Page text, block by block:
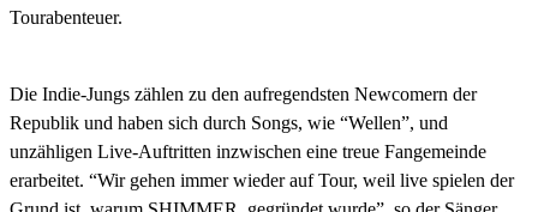
Tourabenteuer.
Die Indie-Jungs zählen zu den aufregendsten Newcomern der
Republik und haben sich durch Songs, wie “Wellen”, und
unzähligen Live-Auftritten inzwischen eine treue Fangemeinde
erarbeitet. “Wir gehen immer wieder auf Tour, weil live spielen der